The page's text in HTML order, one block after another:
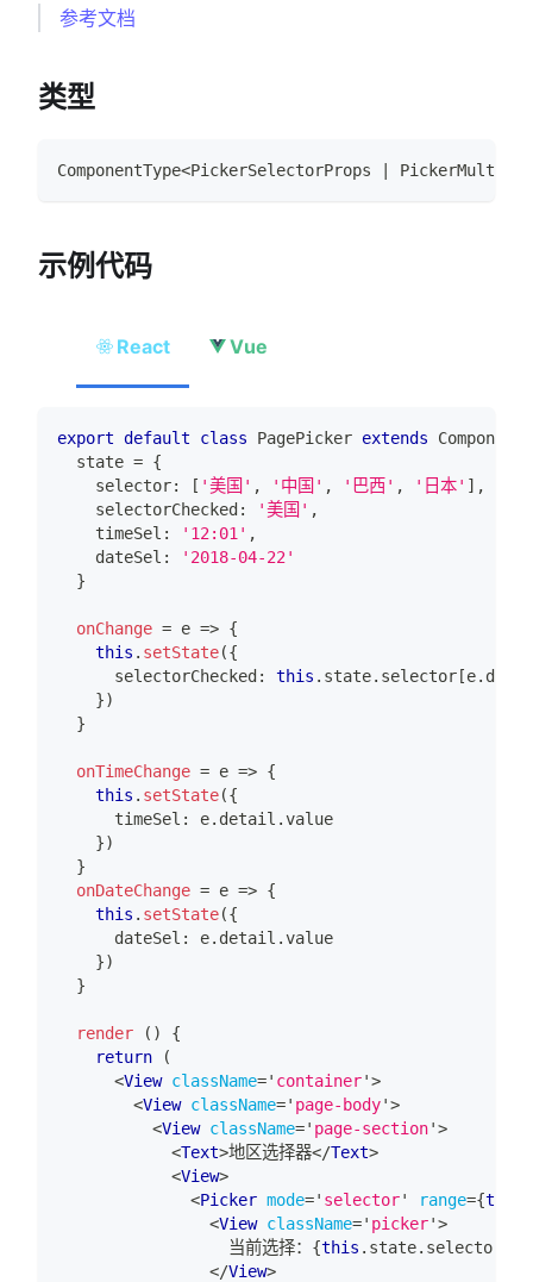
参考文档
类型
ComponentType<PickerSelectorProps
示例代码
React Vue
export default class PagePicker extends
Component
  state
= {
    selector
: [ '美国' , '中国' , '巴西' , '日本' ] ,
    selectorChecked
: '美国' ,
    timeSel
: '12:01' ,
    dateSel
:
'2018-04-22'
}
onChange = e => {
this . setState({
      selectorChecked
: this . state. selector [e.
})
}
onTimeChange = e => {
this . setState({
      timeSel
: e. detail .value
})
}
onDateChange = e => {
this . setState({
      dateSel
: e. detail .value
})
}
render ( )
{
return
(
<View className=' container'>
<View className=' page-body'>
<View className=' page-section'>
<Text>地区选择器</Text>
<View>
<Picker mode=' selector' range={this
<View className=' picker'>
                  当前选择：
{this . state.
</View>